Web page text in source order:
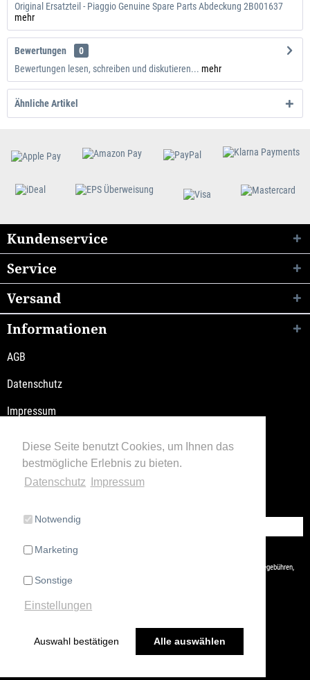
Diese Seite benutzt Cookies, um Ihnen das
bestmögliche Erlebnis zu bieten.
Datenschutz
Impressum
Notwendig
Marketing
Sonstige
Einstellungen
Auswahl bestätigen Alle auswählen
Original Ersatzteil - Piaggio Genuine Spare Parts Abdeckung 2B001637
mehr
Bewertungen
0
Bewertungen lesen, schreiben und diskutieren... mehr
Ähnliche Artikel
Kundenservice
Service
Informationen
AGB
Datenschutz
Impressum
Widerrufsbelehrung
Versand
und ggf. Nachnahmegebühren,